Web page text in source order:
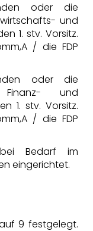
oder die
und
1. stv. Vorsitz.
/ die FDP
oder die
und
1. stv. Vorsitz.
/ die FDP
bei Bedarf im
eingerichtet.
9 festgelegt.